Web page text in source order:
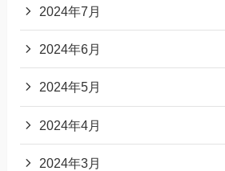
2024年7月
2024年6月
2024年5月
2024年4月
2024年3月